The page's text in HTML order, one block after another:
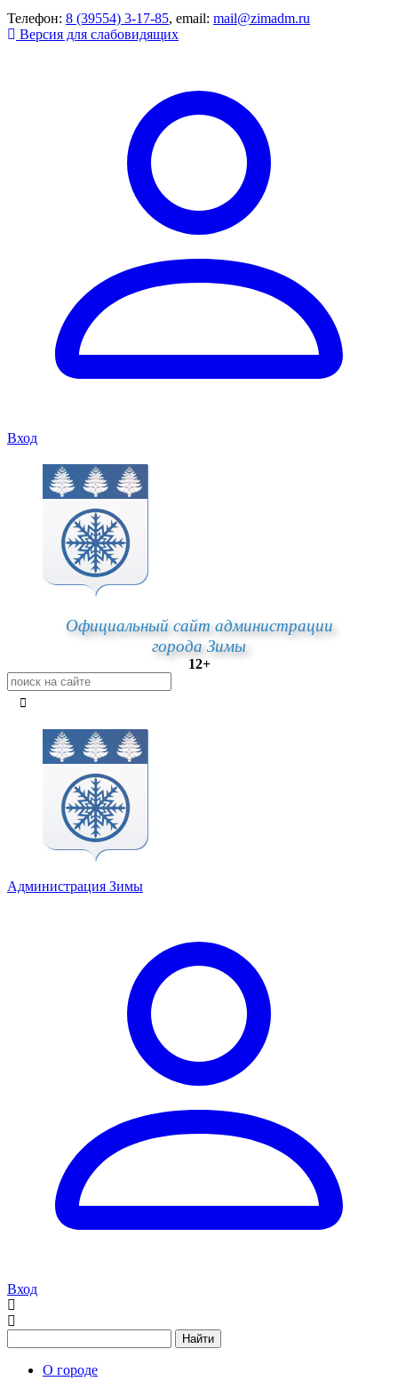
Телефон: 8 (39554) 3-17-85, email: mail@zimadm.ru
Версия для слабовидящих
Вход
Официальный сайт администрации
города Зимы
12+
Администрация Зимы
Вход
Найти
О городе